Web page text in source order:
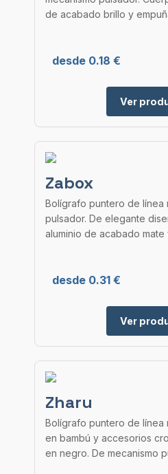
de acabado brillo y
desde 0.18 €
Ver
Zabox
Bolígrafo puntero de línea
pulsador. De elegante
aluminio de acabado mate
desde 0.31 €
Ver
Zharu
Bolígrafo puntero de línea
en bambú y accesorios
en negro. De mecanismo